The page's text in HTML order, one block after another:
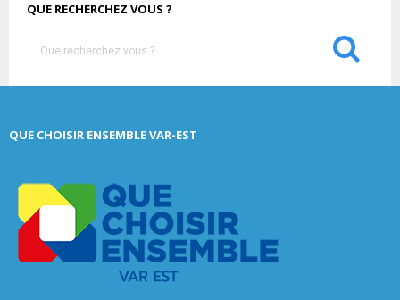
QUE RECHERCHEZ VOUS ?
h
S
QUE CHOISIR ENSEMBLE VAR-EST